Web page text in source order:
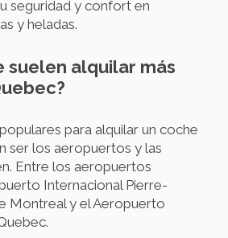
seguridad y confort en
y heladas.
suelen alquilar más
para alquilar un coche
ser los aeropuertos y las
Entre los aeropuertos
Internacional Pierre-
Montreal y el Aeropuerto